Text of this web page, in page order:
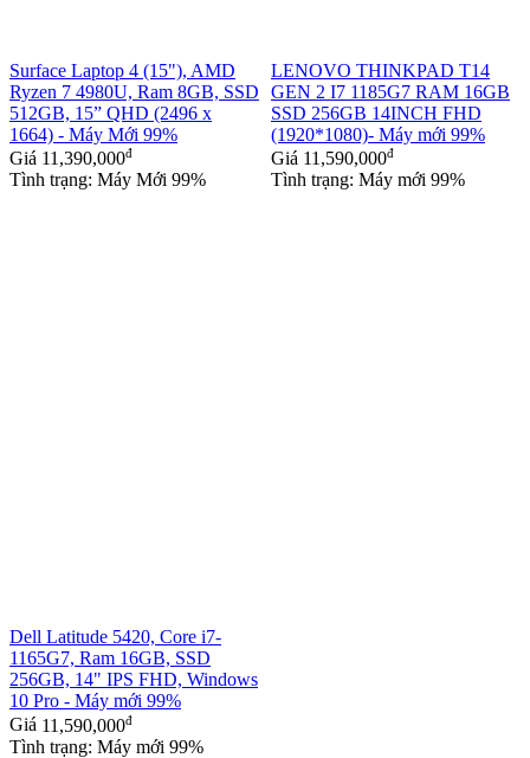
Surface Laptop 4 (15"), AMD
Ryzen 7 4980U, Ram 8GB, SSD
512GB, 15” QHD (2496 x
1664) - Máy Mới 99%
Giá 11,390,000đ
Tình trạng: Máy Mới 99%
LENOVO THINKPAD T14
GEN 2 I7 1185G7 RAM 16GB
SSD 256GB 14INCH FHD
(1920*1080)- Máy mới 99%
Giá 11,590,000đ
Tình trạng: Máy mới 99%
Dell Latitude 5420, Core i7-
1165G7, Ram 16GB, SSD
256GB, 14" IPS FHD, Windows
10 Pro - Máy mới 99%
Giá 11,590,000đ
Tình trạng: Máy mới 99%